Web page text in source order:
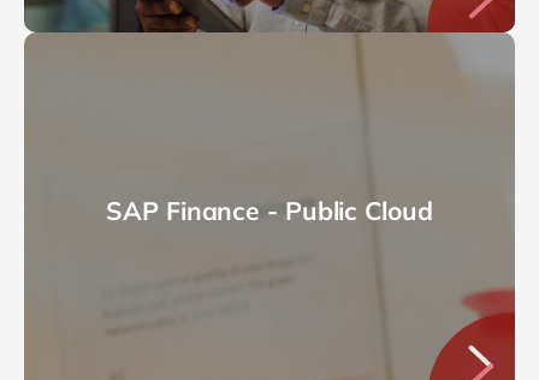
SAP Finance - Public Cloud